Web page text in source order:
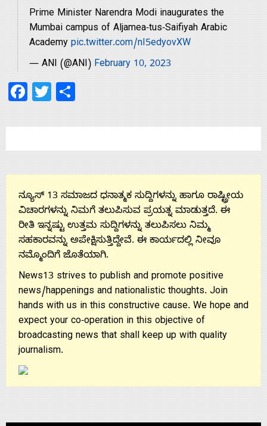
Advertise
With
s
Us
Prime Minister Narendra Modi inaugurates the
Mumbai campus of Aljamea-tus-Saifiyah Arabic
Academypic.twitter.com/nI5edyovXW
— ANI (@ANI) February 10, 2023
Facebook
Twitter
ನ್ಯೂಸ್ 13 ಸಮಾಜದ ಧನಾತ್ಮಕ ಸುದ್ದಿಗಳನ್ನು ಹಾಗೂ ರಾಷ್ಟ್ರೀಯ
ವಿಚಾರಗಳನ್ನು ನಿಮಗೆ ತಲುಪಿಸುವ ಪ್ರಯತ್ನ ಮಾಡುತ್ತದೆ. ಈ
ರೀತಿ ಇನ್ನಷ್ಟು ಉತ್ತಮ ಸುದ್ದಿಗಳನ್ನು ತಲುಪಿಸಲು ನಿಮ್ಮ
ಸಹಕಾರವನ್ನು ಅಪೇಕ್ಷಿಸುತ್ತಿದ್ದೇವೆ. ಈ ಕಾರ್ಯದಲ್ಲಿ ನೀವೂ
ನಮ್ಮೊಂದಿಗೆ ಜೊತೆಯಾಗಿ.
News13 strives to publish and promote positive
news/happenings and nationalistic thoughts. Join
hands with us in this constructive cause. We hope and
expect your co-operation in this objective of
broadcasting news that shall keep up with quality
journalism.